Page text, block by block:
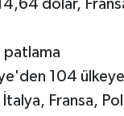
dolar,
patlama
104
İtalya, Fransa,